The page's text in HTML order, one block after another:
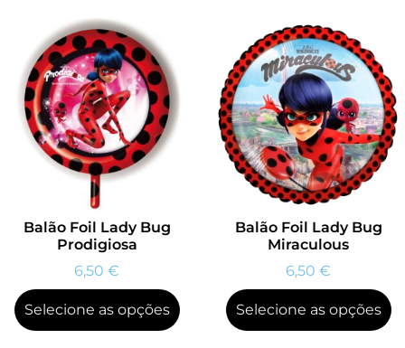
Balão Foil Lady Bug
Prodigiosa
6,50 €
Selecione as opções
Balão Foil Lady Bug
Miraculous
6,50 €
Selecione as opções